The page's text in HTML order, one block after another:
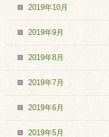
2019年10月
2019年9月
2019年8月
2019年7月
2019年6月
2019年5月